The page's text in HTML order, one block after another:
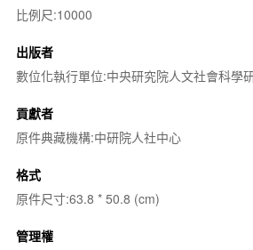
比例尺:10000
出版者
數位化執行單位:中央研究院人文社會科學
貢獻者
原件典藏機構:中研院人社中心
格式
原件尺寸:63.8 * 50.8 (cm)
管理權